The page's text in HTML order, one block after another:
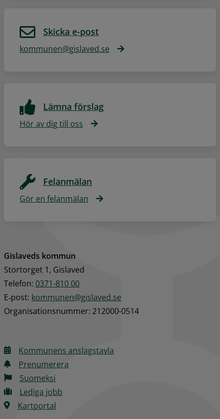
Skicka e-post
kommunen@gislaved.se
Lämna förslag
Hör av dig till oss
Felanmälan
Gör en felanmälan
Gislaveds kommun
Stortorget 1, Gislaved
Telefon: 0371-810 00
E‑post: kommunen@gislaved.se
Organisationsnummer: 212000-0514
Kommunens anslagstavla
Prenumerera
Suomeksi
Lediga jobb
Kartportal